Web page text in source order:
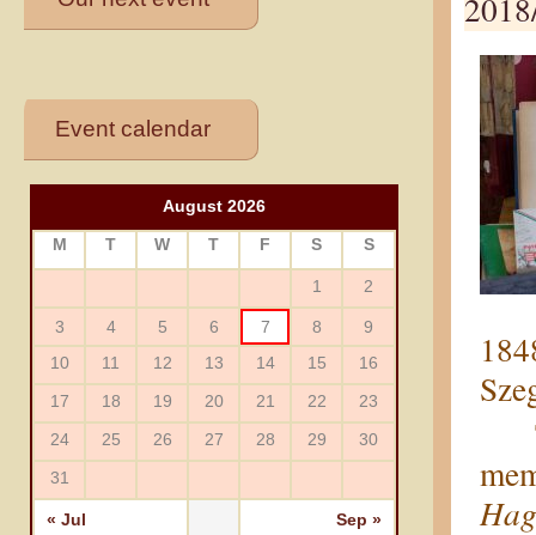
Event calendar
August 2026
M
T W T F S S
1 2
3 4 5 6 7 8
9
10
11 12 13 14 15
16
17
18 19 20 21 22
23
24
25 26 27 28 29
30
31
« Jul Sep »